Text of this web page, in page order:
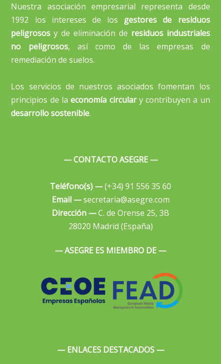
Nuestra asociación empresarial representa desde
1992 los intereses de los gestores de residuos
peligrosos y de eliminación de residuos industriales
no peligrosos, así como de las empresas de
remediación de suelos.
Los servicios de nuestros asociados fomentan los
principios de laeconomía circulary contribuyen a un
desarrollo sostenible.
— CONTACTO ASEGRE —
Teléfono(s) —(+34) 91 556 35 60
Email —secretaria@asegre.com
Dirección —C. de Orense 25, 3B
28020 Madrid (España)
— ASEGRE ES MIEMBRO DE —
— ENLACES DESTACADOS —